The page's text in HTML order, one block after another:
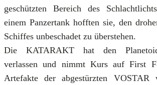
geschützten Bereich des
einem Panzertank hofften sie, den
Schiffes unbeschadet zu überstehen.
Die KATARAKT hat den
verlassen und nimmt Kurs auf First
Artefakte der abgestürzten VOSTAR